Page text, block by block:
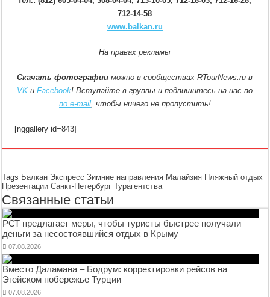
712-14-58
www.balkan.ru
На правах рекламы
Скачать фотографии можно в сообществах RTourNews.ru в
VK иFacebook! Вступайте в группы и подпишитесь на нас по
по e-mail, чтобы ничего не пропустить!
[nggallery id=843]
Tags Балкан Экспресс Зимние направления Малайзия Пляжный отдых
Презентации Санкт-Петербург Турагентства
Связанные статьи
РСТ предлагает меры, чтобы туристы быстрее получали
деньги за несостоявшийся отдых в Крыму
07.08.2026
Вместо Даламана – Бодрум: корректировки рейсов на
Эгейском побережье Турции
07.08.2026